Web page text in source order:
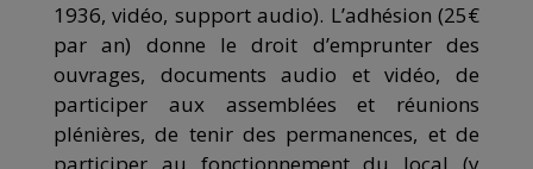
1936, vidéo, support audio). L’adhésion (25€
par an) donne le droit d’emprunter des
ouvrages, documents audio et vidéo, de
participer aux assemblées et réunions
plénières, de tenir des permanences, et de